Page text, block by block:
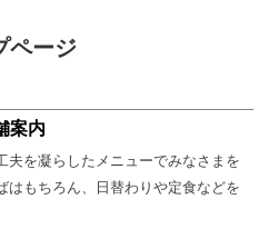
ページ
案内
夫を凝らしたメニューでみなさまを
はもちろん、日替わりや定食などを